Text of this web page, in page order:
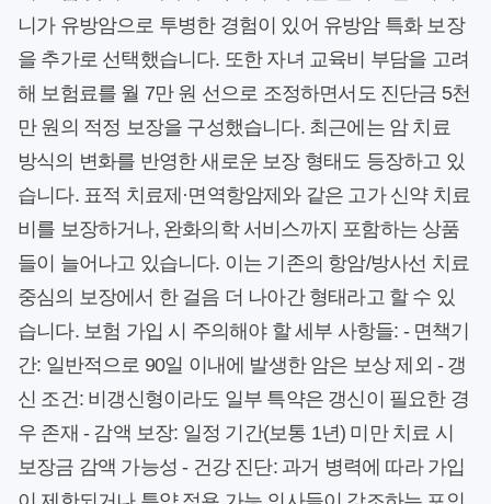
니가 유방암으로 투병한 경험이 있어 유방암 특화 보장
을 추가로 선택했습니다. 또한 자녀 교육비 부담을 고려
해 보험료를 월 7만 원 선으로 조정하면서도 진단금 5천
만 원의 적정 보장을 구성했습니다. 최근에는 암 치료
방식의 변화를 반영한 새로운 보장 형태도 등장하고 있
습니다. 표적 치료제·면역항암제와 같은 고가 신약 치료
비를 보장하거나, 완화의학 서비스까지 포함하는 상품
들이 늘어나고 있습니다. 이는 기존의 항암/방사선 치료
중심의 보장에서 한 걸음 더 나아간 형태라고 할 수 있
습니다. 보험 가입 시 주의해야 할 세부 사항들: - 면책기
간: 일반적으로 90일 이내에 발생한 암은 보상 제외 - 갱
신 조건: 비갱신형이라도 일부 특약은 갱신이 필요한 경
우 존재 - 감액 보장: 일정 기간(보통 1년) 미만 치료 시
보장금 감액 가능성 - 건강 진단: 과거 병력에 따라 가입